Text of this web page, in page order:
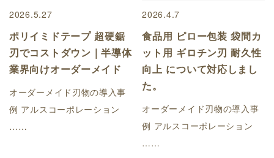
2026.5.27
ポリイミドテープ 超硬鋸
刃でコストダウン｜半導体
業界向けオーダーメイド
オーダーメイド刃物の導入事
例 アルスコーポレーション
……
2026.4.7
食品用 ピロー包装 袋間カ
ット用 ギロチン刃 耐久性
向上 について対応しまし
た。
オーダーメイド刃物の導入事
例 アルスコーポレーション
……